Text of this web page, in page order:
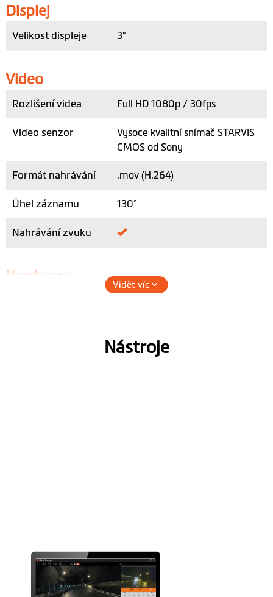
Displej
Velikost displeje 3"
Video
Rozlišení videa Full HD 1080p / 30fps
Video senzor
Vysoce kvalitní snímač STARVIS
CMOS od Sony
Formát nahrávání .mov (H.264)
Úhel záznamu 130°
Nahrávání zvuku
Hardware
(Doporučená karta microSD
Hmotnost (gr) 85 g
Mikrofon 1
Vidět víc
Nástroje